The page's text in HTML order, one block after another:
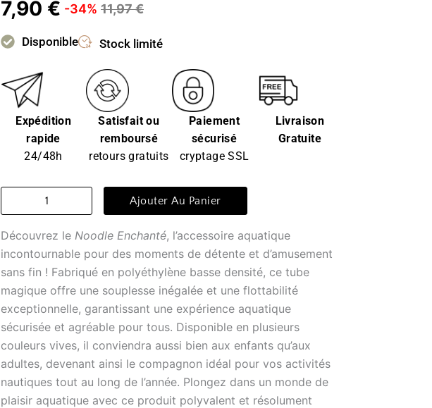
7,90 € -34% 11,97€
Disponible Stock limité
Expédition
rapide
24/48h
Satisfait ou
remboursé
retours gratuits
Paiement
sécurisé
cryptage SSL
Livraison
Gratuite
quantité
piscine
-
enchanté
Ajouter Au Panier
Découvrez le Noodle Enchanté, l’accessoire aquatique
incontournable pour des moments de détente et d’amusement
sans fin ! Fabriqué en polyéthylène basse densité, ce tube
magique offre une souplesse inégalée et une flottabilité
exceptionnelle, garantissant une expérience aquatique
sécurisée et agréable pour tous. Disponible en plusieurs
couleurs vives, il conviendra aussi bien aux enfants qu’aux
adultes, devenant ainsi le compagnon idéal pour vos activités
nautiques tout au long de l’année. Plongez dans un monde de
plaisir aquatique avec ce produit polyvalent et résolument